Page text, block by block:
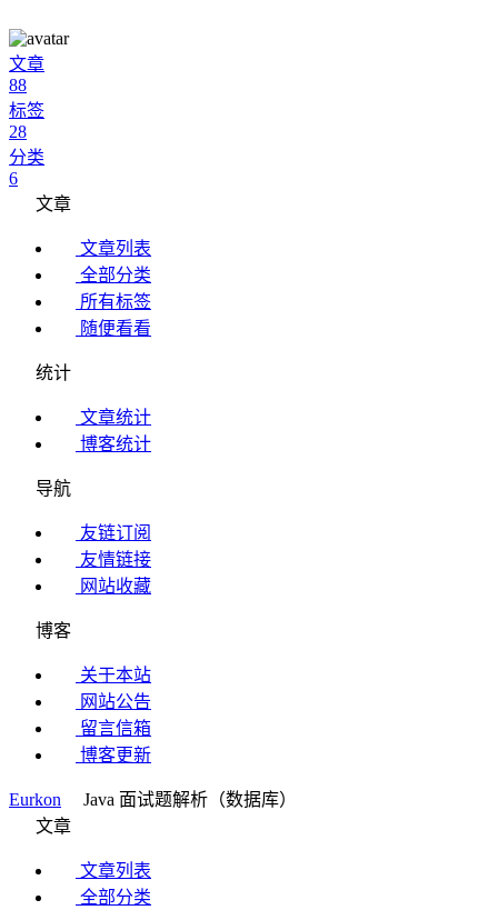
文章
88
标签
28
分类
6
文章
文章列表
全部分类
所有标签
随便看看
统计
文章统计
博客统计
导航
友链订阅
友情链接
网站收藏
博客
关于本站
网站公告
留言信箱
博客更新
Eurkon
Java 面试题解析（数据库）
文章
文章列表
全部分类